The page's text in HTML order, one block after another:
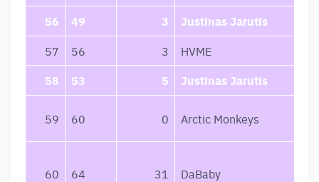
56 49 3 Justinas Jarutis
57 56 3 HVME
58 53 5 Justinas Jarutis
59 60 0 Arctic Monkeys
60 64 31 DaBaby